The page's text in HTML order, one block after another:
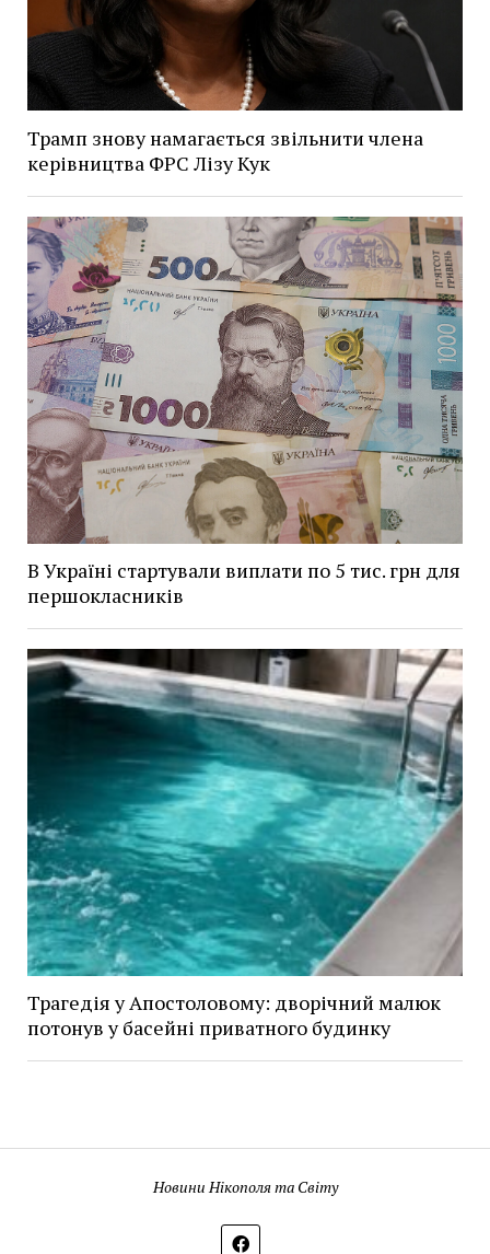
Трамп знову намагається звільнити члена
керівництва ФРС Лізу Кук
В Україні стартували виплати по 5 тис. грн для
першокласників
Трагедія у Апостоловому: дворічний малюк
потонув у басейні приватного будинку
Новини Нікополя та Світу